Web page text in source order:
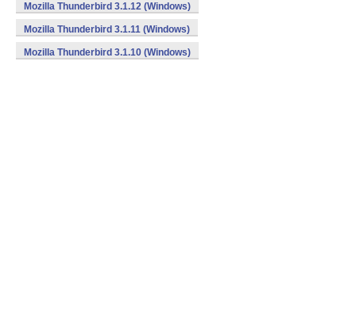
Mozilla Thunderbird 3.1.12 (Windows)
Mozilla Thunderbird 3.1.11 (Windows)
Mozilla Thunderbird 3.1.10 (Windows)